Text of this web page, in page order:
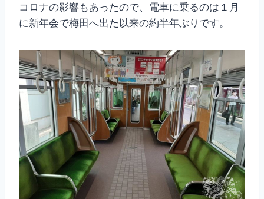
コロナの影響もあったので、電車に乗るのは１月
に新年会で梅田へ出た以来の約半年ぶりです。